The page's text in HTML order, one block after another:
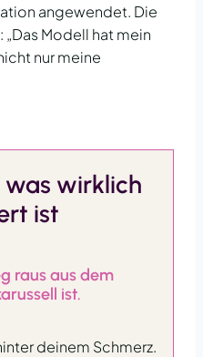
angewendet. Die
Modell hat mein
nur meine
was wirklich
ist
raus aus dem
ist.
deinem Schmerz.